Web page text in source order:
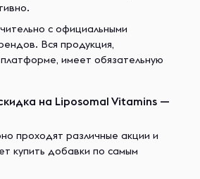
с официальными
Вся продукция,
имеет обязательную
на Liposomal Vitamins —
проходят различные акции и
купить добавки по самым